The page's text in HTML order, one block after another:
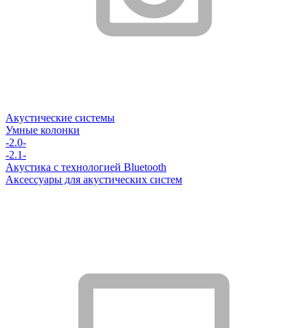
Акустические системы
Умные колонки
-2.0-
-2.1-
Акустика с технологией Bluetooth
Аксессуары для акустических систем